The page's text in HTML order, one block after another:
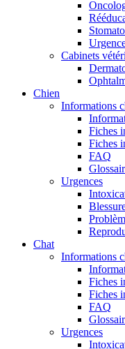
Cabinets
Chien
Informations
Fiches
Fiches
FAQ
Urgences
Chat
Informations
Fiches
Fiches
FAQ
Urgences